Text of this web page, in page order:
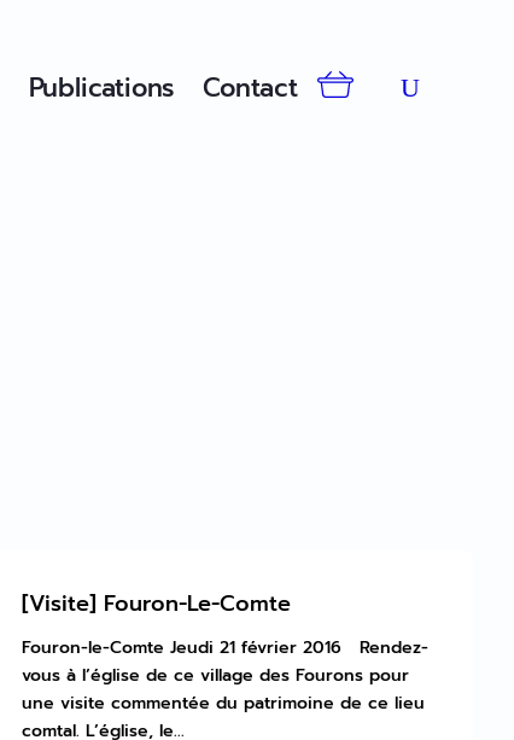
Publications Contact
[Visite] Fouron-Le-Comte
Fouron-le-Comte Jeudi 21 février 2016 Rendez-
vous à l’église de ce village des Fourons pour
une visite commentée du patrimoine de ce lieu
comtal. L’église, le...